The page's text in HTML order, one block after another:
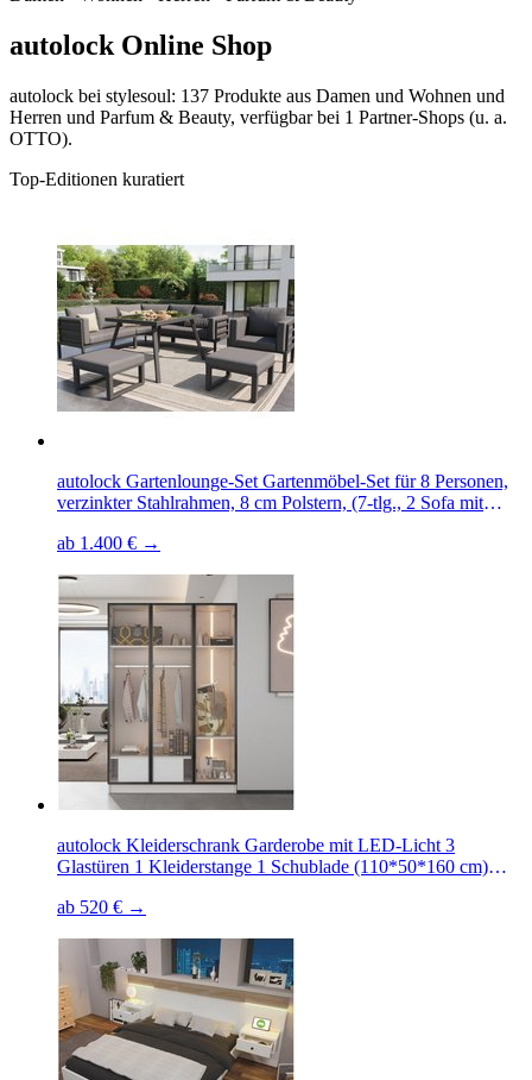
autolock Online Shop
autolock bei stylesoul: 137 Produkte aus Damen und Wohnen und
Herren und Parfum & Beauty, verfügbar bei 1 Partner-Shops (u. a.
OTTO).
Top-Editionen kuratiert
autolock Gartenlounge-Set Gartenmöbel-Set für 8 Personen,
verzinkter Stahlrahmen, 8 cm Polstern, (7-tlg., 2 Sofa mit
wasserfest Garten-Essgruppe Glas-Couchtisch für Terrasse &
ab 1.400 € →
autolock Kleiderschrank Garderobe mit LED-Licht 3
Glastüren 1 Kleiderstange 1 Schublade (110*50*160 cm)
Weiß
ab 520 € →